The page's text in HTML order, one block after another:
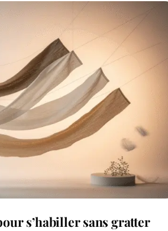
s’habiller sans gratter